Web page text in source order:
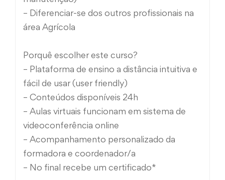
– Diferenciar-se dos outros profissionais na
área Agrícola
Porquê escolher este curso?
– Plataforma de ensino a distância intuitiva e
fácil de usar (user friendly)
– Conteúdos disponíveis 24h
– Aulas virtuais funcionam em sistema de
videoconferência online
– Acompanhamento personalizado da
formadora e coordenador/a
– No final recebe um certificado*